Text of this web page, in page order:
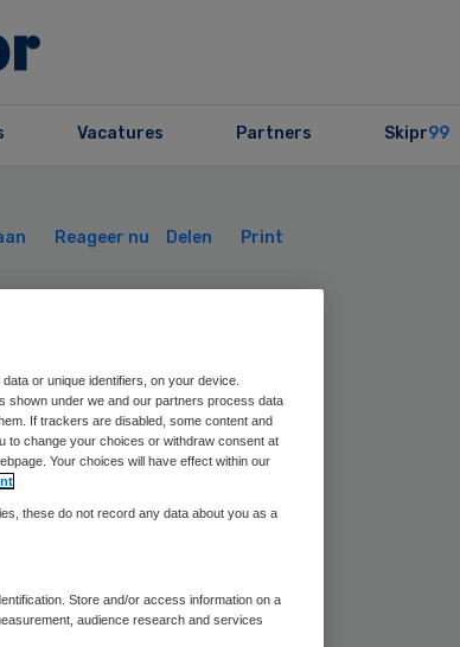
Vacatures Partners Skipr99
Reageer nu Delen Print
or unique identifiers, on your device.
shown under we and our partners process data
If trackers are disabled, some content and
to change your choices or withdraw consent at
Your choices will have effect within our
these do not record any data about you as a
Store and/or access information on a
audience research and services